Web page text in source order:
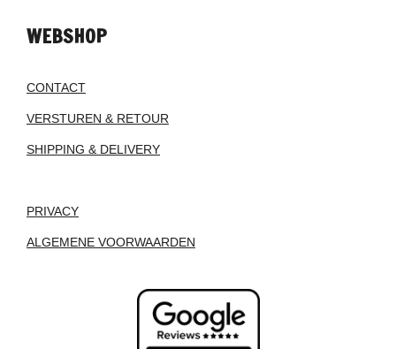
WEBSHOP
CONTACT
VERSTUREN & RETOUR
SHIPPING & DELIVERY
PRIVACY
ALGEMENE VOORWAARDEN